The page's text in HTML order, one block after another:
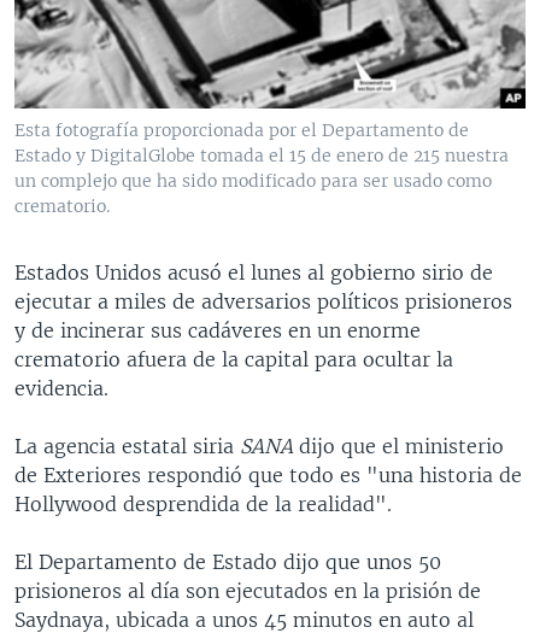
VENEZUELA
BRASIL
NICARAGUA
ECONOMÍA
ENTRETENIMIENTO Y CULTURA
TECNOLOGÍA
DEPORTES
CIENCIA Y SALUD
MULTIMEDIA
VIDEOS
FOTOGRAFÍA
AUDIOS
PROGRAMAS TV
EL MUNDO AL DÍA
FORO INTERAMERICANO
VISIÓN 360
PANORAMA
RADIO
AVANCE INFORMATIVO
AUDIONOTICIAS
ESTADOS UNIDOS AL DÍA
EL MUNDO AL DÍA [RADIO]
FORO [RADIO]
NOTA ECONÓMICA
ENTRETENIMIENTO
DIRECT
DOCUMENTALES DE LA VOA
SÍGANOS
Idiomas
Esta fotografía proporcionada por el Departamento de
Estado y DigitalGlobe tomada el 15 de enero de 215 nuestra
un complejo que ha sido modificado para ser usado como
crematorio.
Estados Unidos acusó el lunes al gobierno sirio de
ejecutar a miles de adversarios políticos prisioneros
y de incinerar sus cadáveres en un enorme
crematorio afuera de la capital para ocultar la
evidencia.
La agencia estatal siria SANA dijo que el ministerio
de Exteriores respondió que todo es "una historia de
Hollywood desprendida de la realidad".
El Departamento de Estado dijo que unos 50
prisioneros al día son ejecutados en la prisión de
Saydnaya, ubicada a unos 45 minutos en auto al